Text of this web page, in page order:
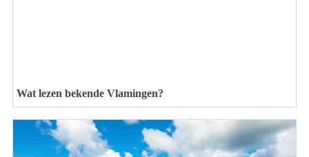
Wat lezen bekende Vlamingen?